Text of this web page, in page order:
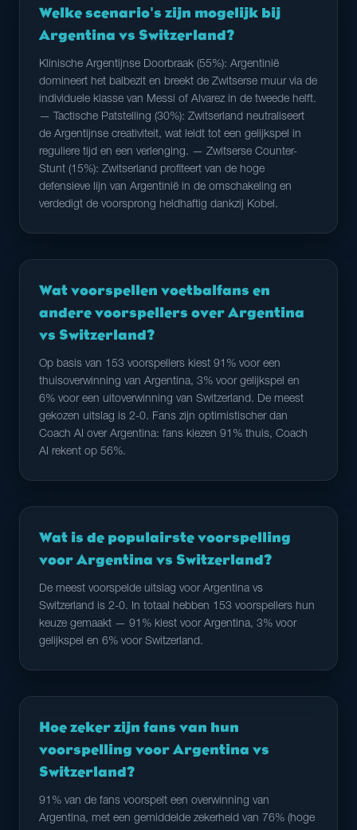
Welke scenario's zijn mogelijk bij
Argentina vs Switzerland?
Klinische Argentijnse Doorbraak (55%): Argentinië
domineert het balbezit en breekt de Zwitserse muur via de
individuele klasse van Messi of Alvarez in de tweede helft.
— Tactische Patstelling (30%): Zwitserland neutraliseert
de Argentijnse creativiteit, wat leidt tot een gelijkspel in
reguliere tijd en een verlenging. — Zwitserse Counter-
Stunt (15%): Zwitserland profiteert van de hoge
defensieve lijn van Argentinië in de omschakeling en
verdedigt de voorsprong heldhaftig dankzij Kobel.
Wat voorspellen voetbalfans en
andere voorspellers over Argentina
vs Switzerland?
Op basis van 153 voorspellers kiest 91% voor een
thuisoverwinning van Argentina, 3% voor gelijkspel en
6% voor een uitoverwinning van Switzerland. De meest
gekozen uitslag is 2-0. Fans zijn optimistischer dan
Coach AI over Argentina: fans kiezen 91% thuis, Coach
AI rekent op 56%.
Wat is de populairste voorspelling
voor Argentina vs Switzerland?
De meest voorspelde uitslag voor Argentina vs
Switzerland is 2-0. In totaal hebben 153 voorspellers hun
keuze gemaakt — 91% kiest voor Argentina, 3% voor
gelijkspel en 6% voor Switzerland.
Hoe zeker zijn fans van hun
voorspelling voor Argentina vs
Switzerland?
91% van de fans voorspelt een overwinning van
Argentina, met een gemiddelde zekerheid van 76% (hoge